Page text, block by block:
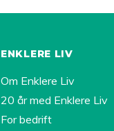
ENKLERE LIV
Om Enklere Liv
20 år med Enklere Liv
For bedrift